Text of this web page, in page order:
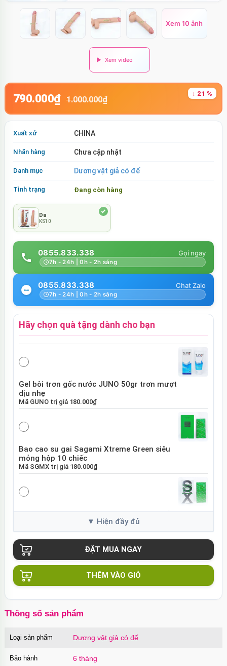
Xem 10 ảnh
790.000₫ 1.000.000₫
↓ 21 %
Xuất xứ CHINA
Nhãn hàng Chưa cập nhật
Danh mục Dương vật giả có đế
Tình trạng Đang còn hàng
Da
KS10
0855.833.338
7h - 24h | 0h - 2h sáng
0855.833.338
7h - 24h | 0h - 2h sáng
Hãy chọn quà tặng dành cho bạn
Gel bôi trơn gốc nước JUNO 50gr trơn mượt
dịu nhẹ
Mã GUNOtrị giá 180.000₫
Bao cao su gai Sagami Xtreme Green siêu
mỏng hộp 10 chiếc
Mã SGMXtrị giá 180.000₫
Bao cao su Sagami Xtreme White Nhật Bản
MãSGMEtrị giá120.000₫
Bao cao su Sagami Xtreme siêu mỏng hộp
10 chiếc Nhật Bản
Củ sạc Hoco Mini Travel Charger 10.5W
MãHOCO 90.000₫
THÊM VÀO GIỎ
Thông số sản phẩm
Loại sản phẩm Dương vật giả có đế
Bảo hành 6 tháng